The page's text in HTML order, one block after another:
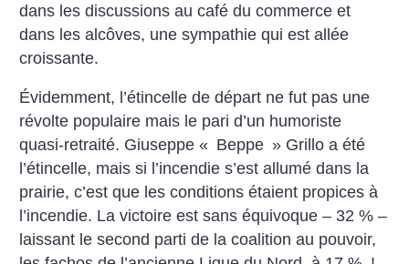
dans les discussions au café du commerce et
dans les alcôves, une sympathie qui est allée
croissante.
Évidemment, l’étincelle de départ ne fut pas une
révolte populaire mais le pari d’un humoriste
quasi-retraité. Giuseppe « Beppe » Grillo a été
l’étincelle, mais si l’incendie s’est allumé dans la
prairie, c’est que les conditions étaient propices à
l’incendie. La victoire est sans équivoque – 32 % –
laissant le second parti de la coalition au pouvoir,